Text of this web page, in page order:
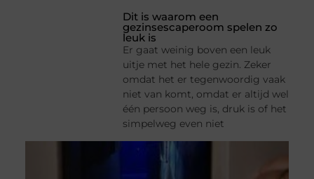
Dit is waarom een
gezinsescaperoom spelen zo
leuk is
Er gaat weinig boven een leuk
uitje met het hele gezin. Zeker
omdat het er tegenwoordig vaak
niet van komt, omdat er altijd wel
één persoon weg is, druk is of het
simpelweg even niet